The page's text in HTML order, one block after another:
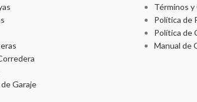
Garaje
Términos
Política de
Política de
Manual de